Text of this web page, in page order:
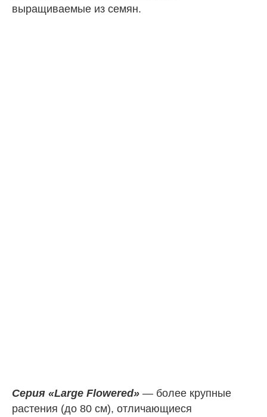
выращиваемые из семян.
Серия «Large Flowered» — более крупные
растения (до 80 см), отличающиеся